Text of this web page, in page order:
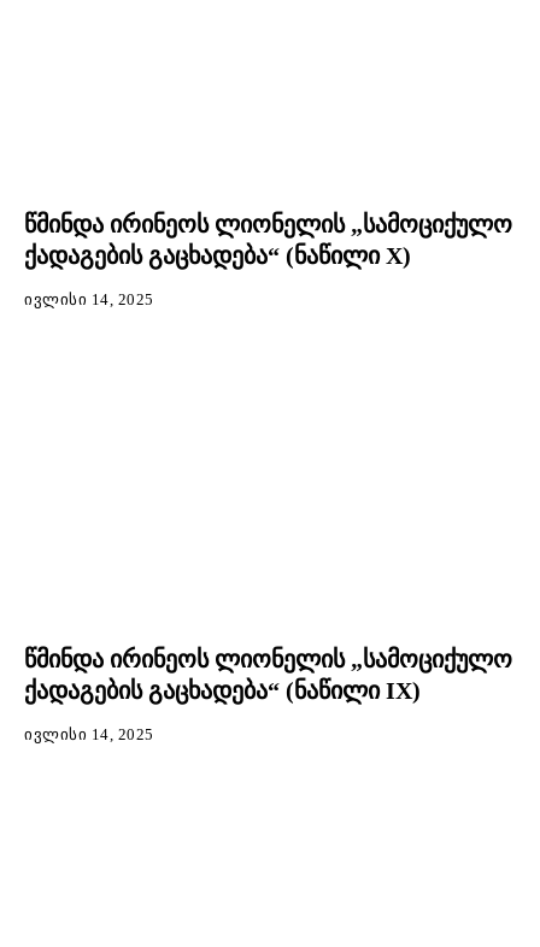
წმინდა ირინეოს ლიონელის „სამოციქულო
ქადაგების გაცხადება“ (ნაწილი X)
ᲘᲕᲚᲘᲡᲘ 14, 2025
წმინდა ირინეოს ლიონელის „სამოციქულო
ქადაგების გაცხადება“ (ნაწილი IX)
ᲘᲕᲚᲘᲡᲘ 14, 2025